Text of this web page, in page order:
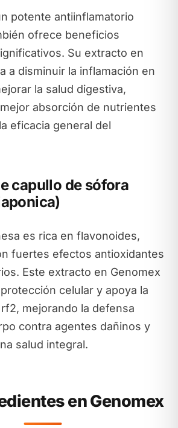
potente antiinflamatorio
ofrece beneficios
Su extracto en
a disminuir la inflamación en
la salud digestiva,
absorción de nutrientes
eficacia general del
capullo de sófora
es rica en flavonoides,
fuertes efectos antioxidantes
Este extracto en Genomex
celular y apoya la
mejorando la defensa
contra agentes dañinos y
salud integral.
en Genomex